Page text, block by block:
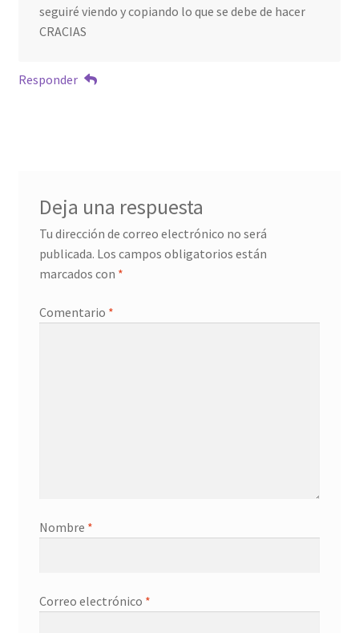
seguiré viendo y copiando lo que se debe de hacer
CRACIAS
Responder
Deja una respuesta
Tu dirección de correo electrónico no será
publicada. Los campos obligatorios están
marcados con *
Comentario *
Nombre *
Correo electrónico *